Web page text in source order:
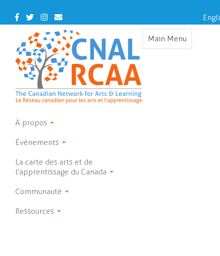
main
Facebook
TwitterInstagram
Contact
Us
Main Menu
Toggle
À propos
Événements
La carte des arts et de
l'apprentissage du Canada
Communauté
Ressources